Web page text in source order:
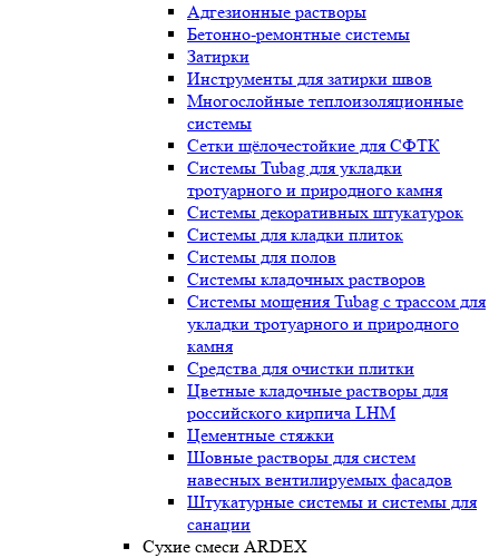
Адгезионные растворы
Бетонно-ремонтные системы
Затирки
Инструменты для затирки швов
Многослойные теплоизоляционные
системы
Сетки щёлочестойкие для СФТК
Системы Tubag для укладки
тротуарного и природного камня
Системы декоративных штукатурок
Системы для кладки плиток
Системы для полов
Системы кладочных растворов
Системы мощения Tubag с трассом для
укладки тротуарного и природного
камня
Средства для очистки плитки
Цветные кладочные растворы для
российского кирпича LHM
Цементные стяжки
Шовные растворы для систем
навесных вентилируемых фасадов
Штукатурные системы и системы для
санации
Сухие смеси ARDEX